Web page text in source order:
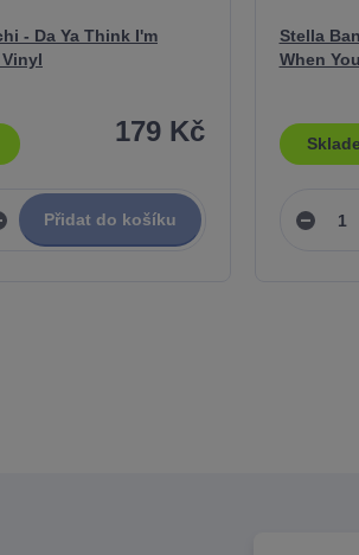
- Da Ya Think I'm
179 Kč
Přidat do košíku
Stella
When